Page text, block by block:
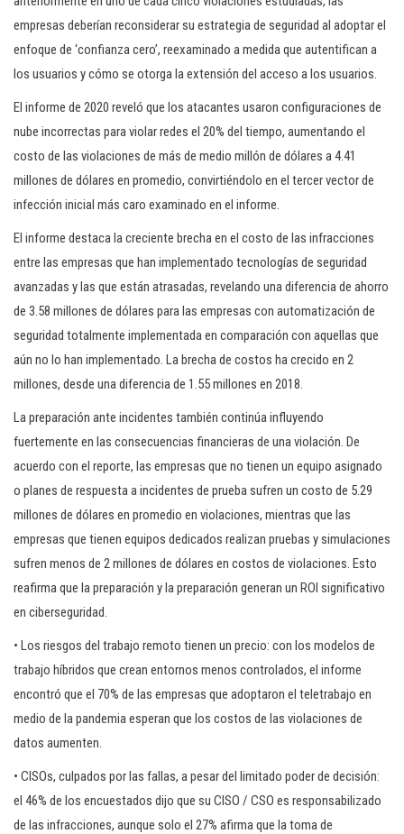
empresas deberían reconsiderar su estrategia de seguridad al adoptar el
enfoque de ‘confianza cero’, reexaminado a medida que autentifican a
los usuarios y cómo se otorga la extensión del acceso a los usuarios.
El informe de 2020 reveló que los atacantes usaron configuraciones de
nube incorrectas para violar redes el 20% del tiempo, aumentando el
costo de las violaciones de más de medio millón de dólares a 4.41
millones de dólares en promedio, convirtiéndolo en el tercer vector de
infección inicial más caro examinado en el informe.
El informe destaca la creciente brecha en el costo de las infracciones
entre las empresas que han implementado tecnologías de seguridad
avanzadas y las que están atrasadas, revelando una diferencia de ahorro
de 3.58 millones de dólares para las empresas con automatización de
seguridad totalmente implementada en comparación con aquellas que
aún no lo han implementado. La brecha de costos ha crecido en 2
millones, desde una diferencia de 1.55 millones en 2018.
La preparación ante incidentes también continúa influyendo
fuertemente en las consecuencias financieras de una violación. De
acuerdo con el reporte, las empresas que no tienen un equipo asignado
o planes de respuesta a incidentes de prueba sufren un costo de 5.29
millones de dólares en promedio en violaciones, mientras que las
empresas que tienen equipos dedicados realizan pruebas y simulaciones
sufren menos de 2 millones de dólares en costos de violaciones. Esto
reafirma que la preparación y la preparación generan un ROI significativo
en ciberseguridad.
• Los riesgos del trabajo remoto tienen un precio: con los modelos de
trabajo híbridos que crean entornos menos controlados, el informe
encontró que el 70% de las empresas que adoptaron el teletrabajo en
medio de la pandemia esperan que los costos de las violaciones de
datos aumenten.
• CISOs, culpados por las fallas, a pesar del limitado poder de decisión:
el 46% de los encuestados dijo que su CISO / CSO es responsabilizado
de las infracciones, aunque solo el 27% afirma que la toma de